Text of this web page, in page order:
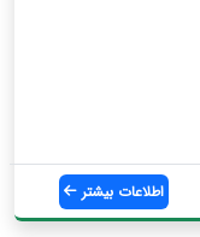
اطلاعات بیشتر